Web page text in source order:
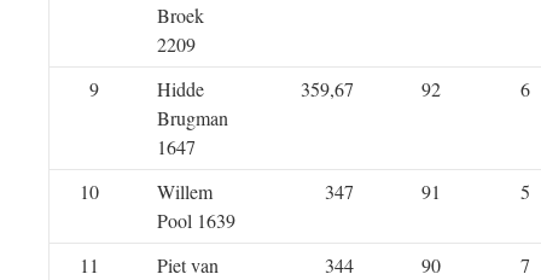
Broek
2209
9
Hidde
Brugman
1647
359,67 92 6
10
Willem
Pool 1639
347 91 5
11
Piet van
344 90 7